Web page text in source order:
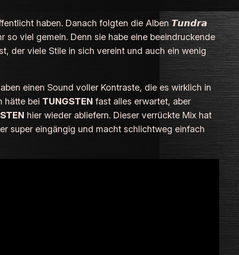
haben. Danach folgten die Alben 𝙏𝙪𝙣𝙙𝙧𝙖
so viel gemein. Denn sie habe eine beeindruckende
der viele Stile in sich vereint und auch ein wenig
einen Sound voller Kontraste, die es wirklich in
hätte bei TUNGSTEN fast alles erwartet, aber
hier wieder abliefern. Dieser verrückte Mix hat
super eingängig und macht schlichtweg einfach